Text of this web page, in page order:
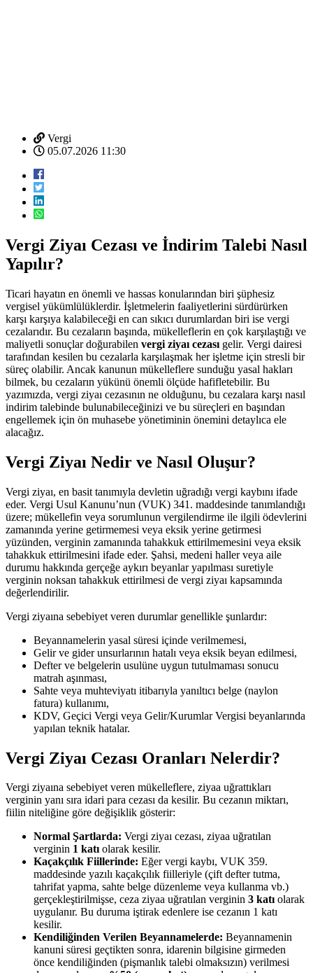
Vergi
05.07.2026 11:30
Vergi Ziyaı Cezası ve İndirim Talebi Nasıl
Yapılır?
Ticari hayatın en önemli ve hassas konularından biri şüphesiz
vergisel yükümlülüklerdir. İşletmelerin faaliyetlerini sürdürürken
karşı karşıya kalabileceği en can sıkıcı durumlardan biri ise vergi
cezalarıdır. Bu cezaların başında, mükelleflerin en çok karşılaştığı ve
maliyetli sonuçlar doğurabilen vergi ziyaı cezası gelir. Vergi dairesi
tarafından kesilen bu cezalarla karşılaşmak her işletme için stresli bir
süreç olabilir. Ancak kanunun mükelleflere sunduğu yasal hakları
bilmek, bu cezaların yükünü önemli ölçüde hafifletebilir. Bu
yazımızda, vergi ziyaı cezasının ne olduğunu, bu cezalara karşı nasıl
indirim talebinde bulunabileceğinizi ve bu süreçleri en başından
engellemek için ön muhasebe yönetiminin önemini detaylıca ele
alacağız.
Vergi Ziyaı Nedir ve Nasıl Oluşur?
Vergi ziyaı, en basit tanımıyla devletin uğradığı vergi kaybını ifade
eder. Vergi Usul Kanunu’nun (VUK) 341. maddesinde tanımlandığı
üzere; mükellefin veya sorumlunun vergilendirme ile ilgili ödevlerini
zamanında yerine getirmemesi veya eksik yerine getirmesi
yüzünden, verginin zamanında tahakkuk ettirilmemesini veya eksik
tahakkuk ettirilmesini ifade eder. Şahsi, medeni haller veya aile
durumu hakkında gerçeğe aykırı beyanlar yapılması suretiyle
verginin noksan tahakkuk ettirilmesi de vergi ziyaı kapsamında
değerlendirilir.
Vergi ziyaına sebebiyet veren durumlar genellikle şunlardır:
Beyannamelerin yasal süresi içinde verilmemesi,
Gelir ve gider unsurlarının hatalı veya eksik beyan edilmesi,
Defter ve belgelerin usulüne uygun tutulmaması sonucu
matrah aşınması,
Sahte veya muhteviyatı itibarıyla yanıltıcı belge (naylon
fatura) kullanımı,
KDV, Geçici Vergi veya Gelir/Kurumlar Vergisi beyanlarında
yapılan teknik hatalar.
Vergi Ziyaı Cezası Oranları Nelerdir?
Vergi ziyaına sebebiyet veren mükelleflere, ziyaa uğrattıkları
verginin yanı sıra idari para cezası da kesilir. Bu cezanın miktarı,
fiilin niteliğine göre değişiklik gösterir:
Normal Şartlarda: Vergi ziyaı cezası, ziyaa uğratılan
verginin 1 katıolarak kesilir.
Kaçakçılık Fiillerinde: Eğer vergi kaybı, VUK 359.
maddesinde yazılı kaçakçılık fiilleriyle (çift defter tutma,
tahrifat yapma, sahte belge düzenleme veya kullanma vb.)
gerçekleştirilmişse, ceza ziyaa uğratılan verginin 3 katıolarak
uygulanır. Bu duruma iştirak edenlere ise cezanın 1 katı
kesilir.
Kendiliğinden Verilen Beyannamelerde: Beyannamenin
kanuni süresi geçtikten sonra, idarenin bilgisine girmeden
önce kendiliğinden (pişmanlık talebi olmaksızın) verilmesi